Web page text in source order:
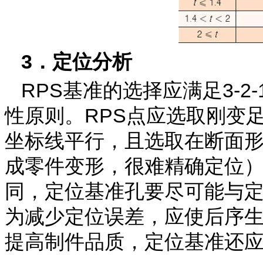
3．定位分析
RPS基准的选择应满足3-
性原则。RPS点应选取刚变
坐标线平行，且选取在断面
成零件变形，很难精确定位
同，定位基准孔要尽可能与
为减少定位误差，应使后序
提高制件品质，定位基准还